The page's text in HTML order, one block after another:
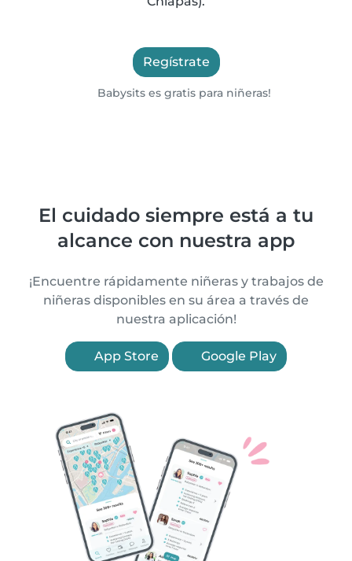
Regístrate
Babysits es gratis para niñeras!
El cuidado siempre está a tu
alcance con nuestra app
¡Encuentre rápidamente niñeras y trabajos de
niñeras disponibles en su área a través de
nuestra aplicación!
App Store Google Play